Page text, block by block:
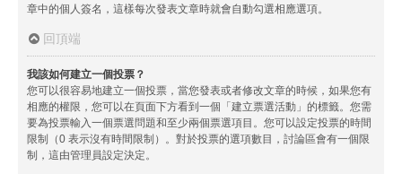
章中的個人簽名，這樣每次發表文章時就會自動勾選相應選項。
回頂端
我該如何建立一個投票？
您可以很容易地建立一個投票，當您發表或者修改文章的時候，如果您有
相應的權限，您可以在頁面下方看到一個「建立票選活動」的標籤。您需
要為投票輸入一個票選問題和至少兩個票選項目。您可以設定投票的時間
限制（0 表示沒有時間限制）。對於投票的選項數目，討論區會有一個限
制，這由管理員設定決定。